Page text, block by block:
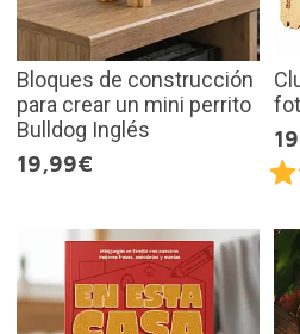
Bloques de construcción
para crear un mini perrito
Bulldog Inglés
19,99€